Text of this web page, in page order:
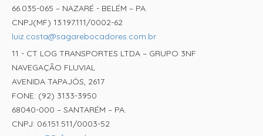
66.035-065 – NAZARÉ - BELÉM – PA.
CNPJ(MF) 13.197.111/0002-62
luiz.costa@sagarebocadores.com.br
11 - CT LOG TRANSPORTES LTDA – GRUPO 3NF
NAVEGAÇÃO FLUVIAL
AVENIDA TAPAJÓS, 2617
FONE: (92) 3133-3950
68040-000 – SANTARÉM – PA.
CNPJ: 06.151.511/0003-52